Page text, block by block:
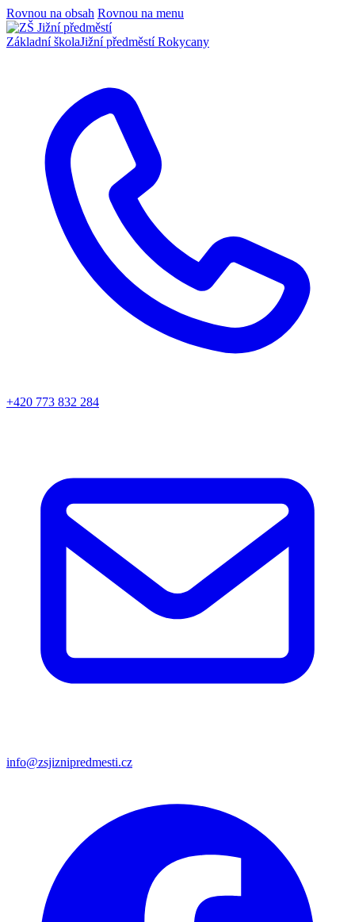
Rovnou na obsah Rovnou na menu
Základní školaJižní předměstí Rokycany
+420 773 832 284
info@zsjiznipredmesti.cz